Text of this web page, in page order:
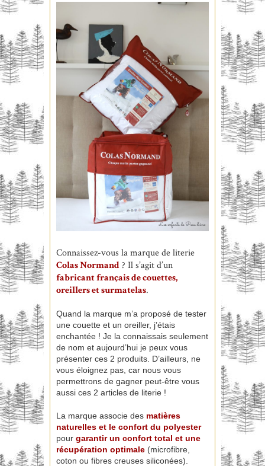
Connaissez-vous la marque de literie
Colas Normand ? Il s’agit d’un
fabricant français de couettes,
oreillers et surmatelas.
Quand la marque m’a proposé de tester
une couette et un oreiller, j’étais
enchantée ! Je la connaissais seulement
de nom et aujourd’hui je peux vous
présenter ces 2 produits. D’ailleurs, ne
vous éloignez pas, car nous vous
permettrons de gagner peut-être vous
aussi ces 2 articles de literie !
La marque associe des matières
naturelles et le confort du polyester
pour garantir un confort total et une
récupération optimale (microfibre,
coton ou fibres creuses siliconées).